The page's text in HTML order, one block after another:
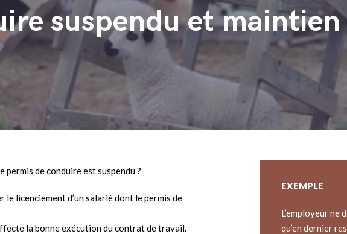
suspendu et maintien
de conduire est suspendu ?
licenciement d’un salarié dont le permis de
la bonne exécution du contrat de travail.
EXEMPLE
L’employeur
qu’en dernier